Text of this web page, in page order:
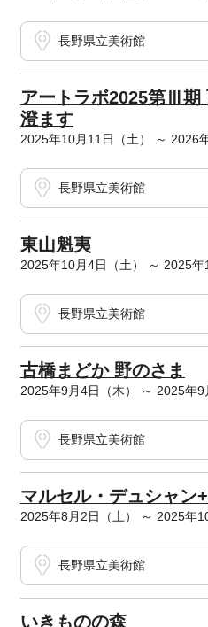
長野県立美術館
アートラボ2025第Ⅲ期
澄ます
2025年10月11日（土） ～ 2026
長野県立美術館
東山魁夷
2025年10月4日（土） ～ 2025年
長野県立美術館
古橋まどか 野のさま
2025年9月4日（木） ～ 2025年9
長野県立美術館
マルセル・デュシャン
2025年8月2日（土） ～ 2025年
長野県立美術館
いきものの森